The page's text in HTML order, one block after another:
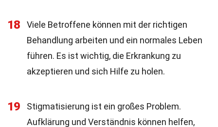
18
Viele Betroffene können mit der richtigen
Behandlung arbeiten und ein normales Leben
führen. Es ist wichtig, die Erkrankung zu
akzeptieren und sich Hilfe zu holen.
19
Stigmatisierung ist ein großes Problem.
Aufklärung und Verständnis können helfen,